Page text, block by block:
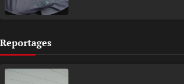
Reportages